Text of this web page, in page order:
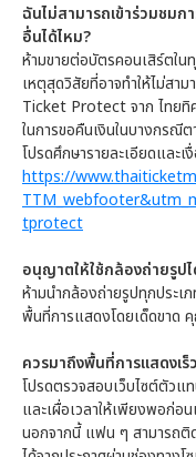
ฉันไม่สามารถเข้าร่วมชมก
อื่นได้ไหม?
ห้ามขายต่อบัตรคอนเสิร์ตใน
เหตุสุดวิสัยที่อาจทำให้ไม่สา
Ticket Protect จาก ไทยทิค
ในการขอคืนเงินในบางกรณี
โปรดศึกษารายละเอียดและ
https://
tprotect
อนุญาตให้ใช้กล้องถ่ายรูป
ห้ามนำกล้องถ่ายรูปทุกประ
พื้นที่การแสดงโดยเด็ดขาด
ควรมาถึงพื้นที่การแสดงเร็
โปรดตรวจสอบเว็บไซต์ตัวแ
และเผื่อเวลาให้เพียงพอก่อ
นอกจากนี้ แฟน ๆ สามารถติ